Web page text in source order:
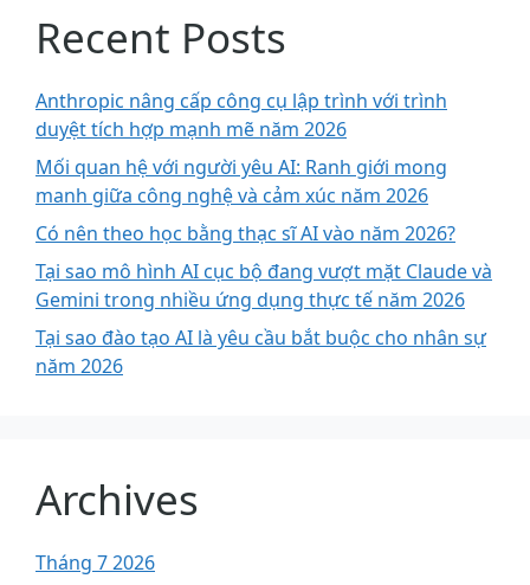
Recent Posts
Anthropic nâng cấp công cụ lập trình với trình
duyệt tích hợp mạnh mẽ năm 2026
Mối quan hệ với người yêu AI: Ranh giới mong
manh giữa công nghệ và cảm xúc năm 2026
Có nên theo học bằng thạc sĩ AI vào năm 2026?
Tại sao mô hình AI cục bộ đang vượt mặt Claude và
Gemini trong nhiều ứng dụng thực tế năm 2026
Tại sao đào tạo AI là yêu cầu bắt buộc cho nhân sự
năm 2026
Archives
Tháng 7 2026